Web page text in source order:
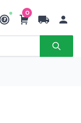
₺
0